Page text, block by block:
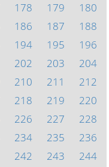
178 179
180
186 187
188
194 195
196
202 203
204
210 211
212
218 219
220
226 227
228
234 235
236
242 243
244